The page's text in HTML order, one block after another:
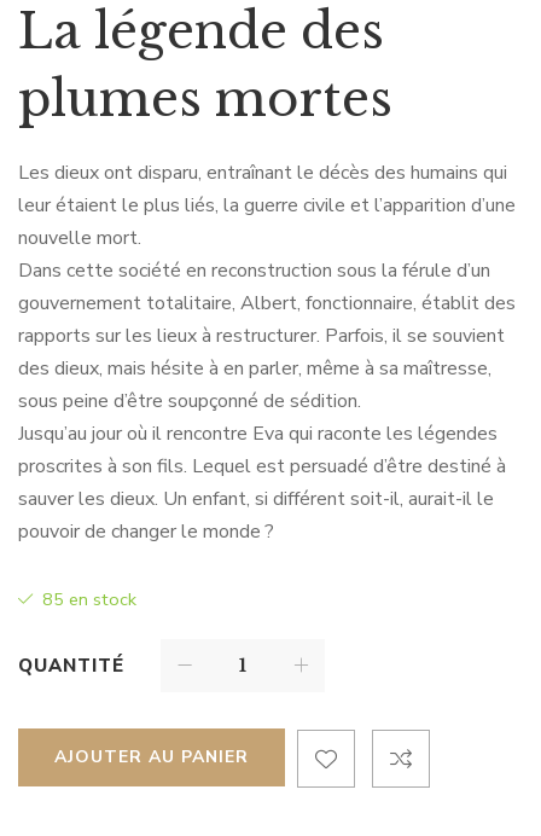
La légende des
plumes mortes
Les dieux ont disparu, entraînant le décès des humains qui
leur étaient le plus liés, la guerre civile et l’apparition d’une
nouvelle mort.
Dans cette société en reconstruction sous la férule d’un
gouvernement totalitaire, Albert, fonctionnaire, établit des
rapports sur les lieux à restructurer. Parfois, il se souvient
des dieux, mais hésite à en parler, même à sa maîtresse,
sous peine d’être soupçonné de sédition.
Jusqu’au jour où il rencontre Eva qui raconte les légendes
proscrites à son fils. Lequel est persuadé d’être destiné à
sauver les dieux. Un enfant, si différent soit-il, aurait-il le
pouvoir de changer le monde ?
85 en stock
QUANTITÉ
AJOUTER AU PANIER